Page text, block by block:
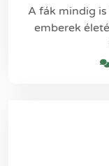
A fák mindig
emberek